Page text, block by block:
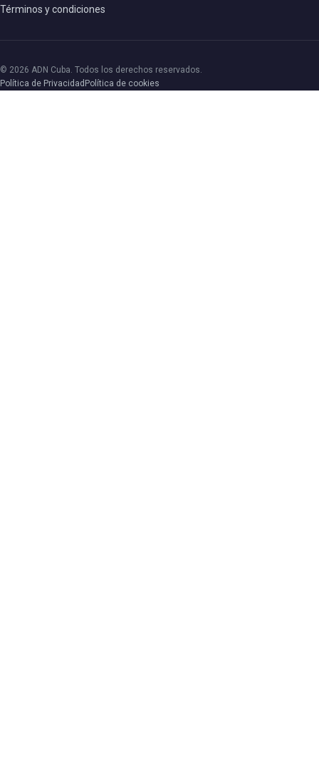
Términos y condiciones
© 2026 ADN Cuba. Todos los derechos reservados.
Política de Privacidad Política de cookies